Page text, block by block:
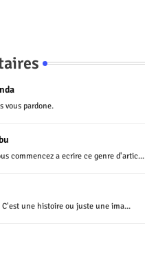
vous pardone.
commencez a ecrire ce genre d'artic...
C'est une histoire ou juste une ima...